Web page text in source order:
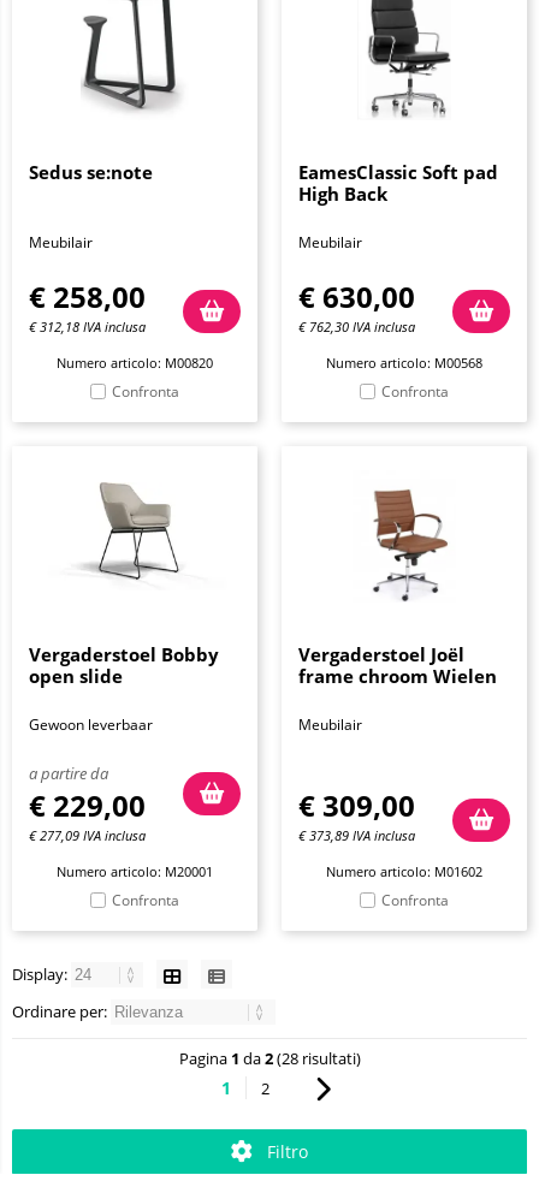
Sedus se:note
Meubilair
€ 258,00
€312,18 IVA inclusa
Numero articolo: M00820
Confronta
EamesClassic Soft pad
High Back
Meubilair
€630,00
€ 762,30 IVA inclusa
Numero articolo: M00568
Confronta
Vergaderstoel Bobby
open slide
Gewoon leverbaar
a partire da
€ 229,00
€277,09 IVA inclusa
Numero articolo: M20001
Confronta
Vergaderstoel Joël
frame chroom Wielen
Meubilair
€ 309,00
€373,89 IVA inclusa
Numero articolo: M01602
Confronta
Display:
Ordinare per:
Pagina 1 da2(28 risultati)
1 2
Filtro